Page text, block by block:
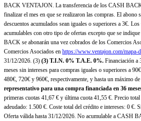
BACK VENTAJON. La transferencia de los CASH BACK
finalizar el mes en que se realizaron las compras. El abono
descuentos acumulados sean iguales o superiores a 3€.
acumulables con otro tipo de ofertas excepto que se
BACK se abonarán una vez cobrados de los Comercios
Comercios Asociados en https://www.ventajon.com/mapa-
31/12/2026. (3) (3) T.I.N. 0% T.A.E. 0%. Financiación a
meses sin intereses para compras iguales o superiores a
480€, 720€ y 960€, respectivamente, y hasta un máximo
representativo para una compra financiada en 36
primeras cuotas 41,67 € y última cuota 41,55 €. Precio
adeudado: 1.500 €. Coste total del crédito e intereses: 0 €.
Oferta válida hasta 31/12/2026. No acumulable a CASH